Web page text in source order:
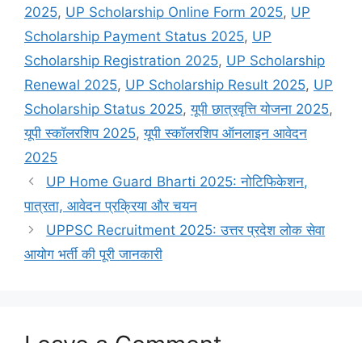
2025, UP Scholarship Online Form 2025, UP
Scholarship Payment Status 2025, UP
Scholarship Registration 2025, UP Scholarship
Renewal 2025, UP Scholarship Result 2025, UP
Scholarship Status 2025,यूपी छात्रवृत्ति योजना 2025,
यूपी स्कॉलरशिप 2025,यूपी स्कॉलरशिप ऑनलाइन आवेदन
2025
UP Home Guard Bharti 2025: नोटिफिकेशन,
पात्रता, आवेदन प्रक्रिया और चयन
UPPSC Recruitment 2025: उत्तर प्रदेश लोक सेवा
आयोग भर्ती की पूरी जानकारी